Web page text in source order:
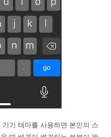
기 테마를 사용하면 본인의 스